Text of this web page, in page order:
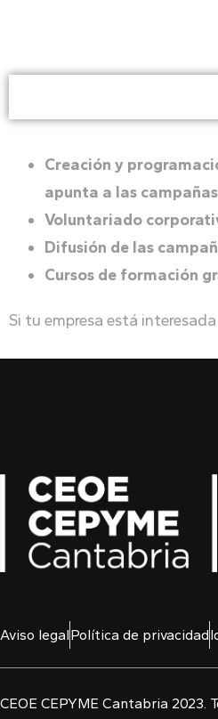
Creación y
apunta a las
Voluntariado
Difusión de las
Cursos de formación
Si tu empresa está
Aviso legalPolítica de privacidad
CEOE CEPYME Cantabria 2023.